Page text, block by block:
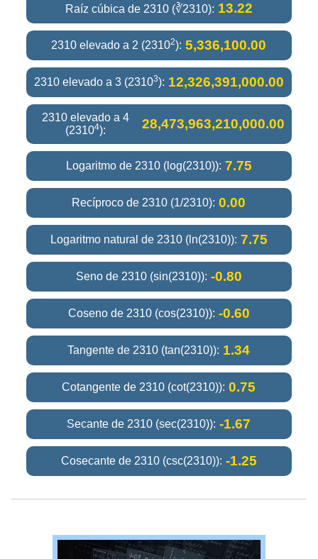
Raíz cúbica de 2310 (∛2310): 13.22
2310 elevado a 2 (23102): 5,336,100.00
2310 elevado a 3 (23103): 12,326,391,000.00
2310 elevado a 4
(23104): 28,473,963,210,000.00
Logaritmo de 2310 (log(2310)): 7.75
Recíproco de 2310 (1/2310): 0.00
Logaritmo natural de 2310 (ln(2310)): 7.75
Seno de 2310 (sin(2310)): -0.80
Coseno de 2310 (cos(2310)): -0.60
Tangente de 2310 (tan(2310)): 1.34
Cotangente de 2310 (cot(2310)): 0.75
Secante de 2310 (sec(2310)): -1.67
Cosecante de 2310 (csc(2310)): -1.25